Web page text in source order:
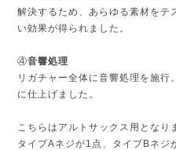
解決するため、あらゆる素材をテ
い効果が得られました。
④音響処理
リガチャー全体に音響処理を施行
に仕上げました。
こちらはアルトサックス用となり
タイプAネジが1点、タイプBネジ